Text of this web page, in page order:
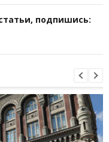
подпишись: